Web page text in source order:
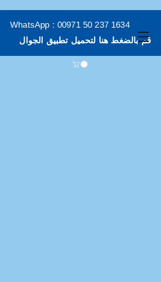
WhatsApp : 00971 50 237 1634
قم بالضغط هنا لتحميل تطبيق الجوال